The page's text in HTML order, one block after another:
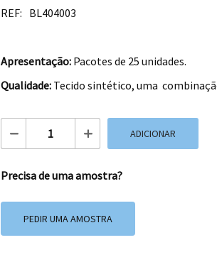
REF: BL404003
Apresentação: Pacotes de 25 unidades.
Qualidade: Tecido sintético, uma
Quantidade de Saco de Tecido em Laço
ADICIONAR
Precisa de uma amostra?
PEDIR UMA AMOSTRA